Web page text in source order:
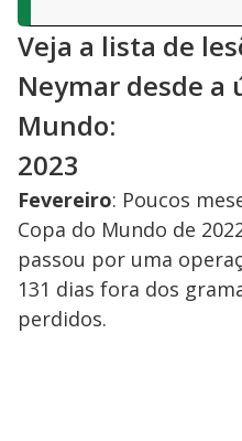
Veja a lista de
Neymar desde a
Mundo:
2023
Fevereiro: Poucos
Copa do Mundo de
passou por uma
131 dias fora dos
perdidos.